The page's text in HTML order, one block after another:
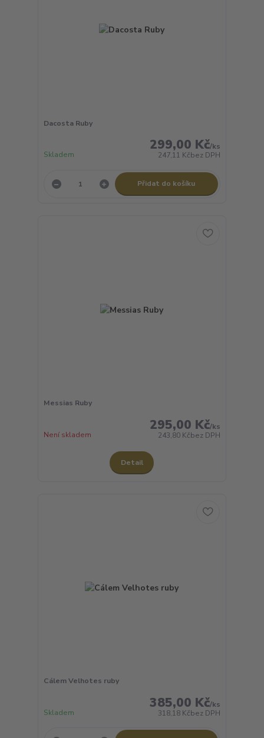
Dacosta Ruby
299,00 Kč/ks
247,11 Kčbez DPH
Skladem
Přidat do košíku
Messias Ruby
295,00 Kč/ks
243,80 Kčbez DPH
Není skladem
Detail
Cálem Velhotes ruby
385,00 Kč/ks
318,18 Kčbez DPH
Skladem